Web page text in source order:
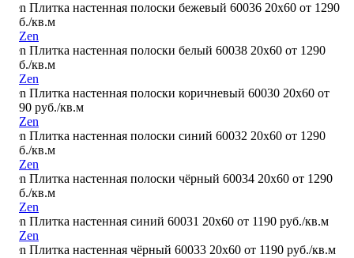
Zen Плитка настенная полоски бежевый 60036 20х60 от 1290
руб./кв.м
Zen Плитка настенная полоски белый 60038 20х60 от 1290
руб./кв.м
Zen Плитка настенная полоски коричневый 60030 20х60 от
1290 руб./кв.м
Zen Плитка настенная полоски синий 60032 20х60 от 1290
руб./кв.м
Zen Плитка настенная полоски чёрный 60034 20х60 от 1290
руб./кв.м
Zen Плитка настенная синий 60031 20х60 от 1190 руб./кв.м
Zen Плитка настенная чёрный 60033 20х60 от 1190 руб./кв.м